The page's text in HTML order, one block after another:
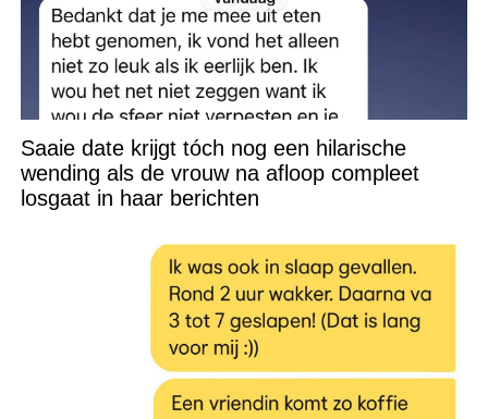
Saaie date krijgt tóch nog een hilarische
wending als de vrouw na afloop compleet
losgaat in haar berichten